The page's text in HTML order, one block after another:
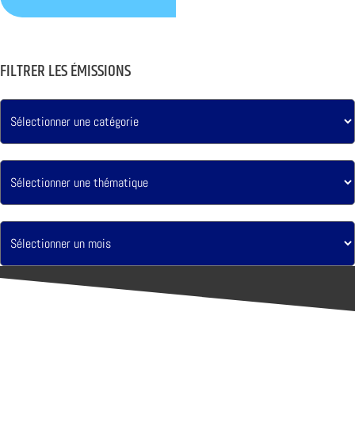
FILTRER LES ÉMISSIONS